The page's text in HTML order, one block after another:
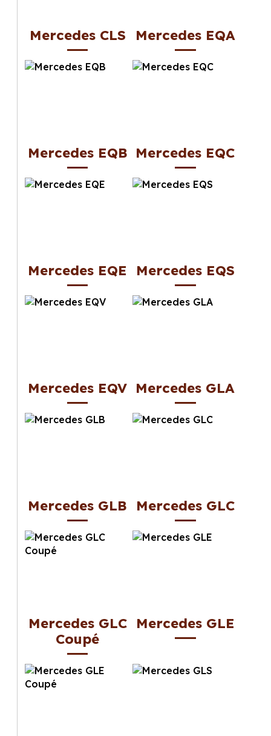
Mercedes CLS Mercedes EQA
Mercedes EQB Mercedes EQC
Mercedes EQE Mercedes EQS
Mercedes EQV Mercedes GLA
Mercedes GLB Mercedes GLC
Mercedes GLC
Coupé
Mercedes GLE